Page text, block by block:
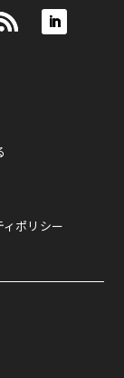
ィポリシー